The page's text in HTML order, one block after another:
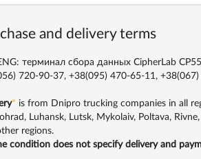
and delivery terms
терминал сбора данных CipherLab
720-90-37, +38(095) 470-65-11,
* is from Dnipro trucking companies in all
Luhansk, Lutsk, Mykolaiv, Poltava,
regions.
condition does not specify delivery and